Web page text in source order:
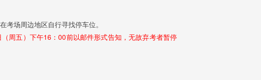
考场周边地区自行寻找停车位。
周五）下午16：00前以邮件形式告知，无故弃考者暂停